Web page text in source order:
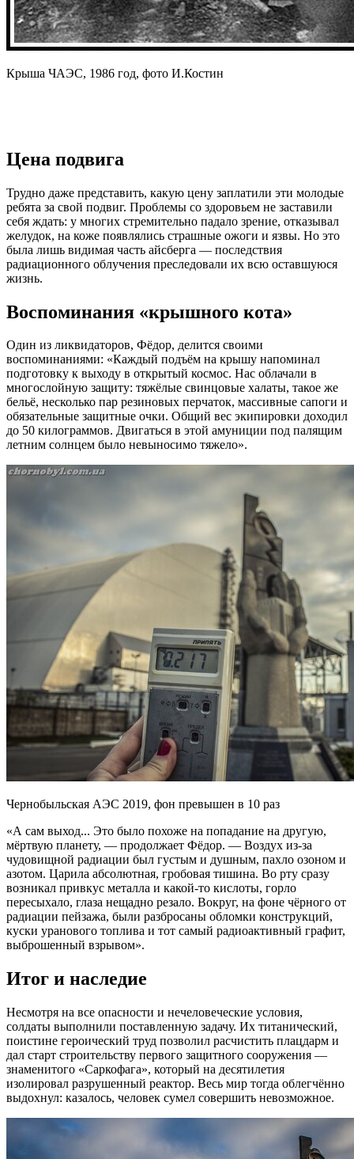
Крыша ЧАЭС, 1986 год, фото И.Костин
Цена подвига
Трудно даже представить, какую цену заплатили эти молодые
ребята за свой подвиг. Проблемы со здоровьем не заставили
себя ждать: у многих стремительно падало зрение, отказывал
желудок, на коже появлялись страшные ожоги и язвы. Но это
была лишь видимая часть айсберга — последствия
радиационного облучения преследовали их всю оставшуюся
жизнь.
Воспоминания «крышного кота»
Один из ликвидаторов, Фёдор, делится своими
воспоминаниями: «Каждый подъём на крышу напоминал
подготовку к выходу в открытый космос. Нас облачали в
многослойную защиту: тяжёлые свинцовые халаты, такое же
бельё, несколько пар резиновых перчаток, массивные сапоги и
обязательные защитные очки. Общий вес экипировки доходил
до 50 килограммов. Двигаться в этой амуниции под палящим
летним солнцем было невыносимо тяжело».
Чернобыльская АЭС 2019, фон превышен в 10 раз
«А сам выход... Это было похоже на попадание на другую,
мёртвую планету, — продолжает Фёдор. — Воздух из-за
чудовищной радиации был густым и душным, пахло озоном и
азотом. Царила абсолютная, гробовая тишина. Во рту сразу
возникал привкус металла и какой-то кислоты, горло
пересыхало, глаза нещадно резало. Вокруг, на фоне чёрного от
радиации пейзажа, были разбросаны обломки конструкций,
куски уранового топлива и тот самый радиоактивный графит,
выброшенный взрывом».
Итог и наследие
Несмотря на все опасности и нечеловеческие условия,
солдаты выполнили поставленную задачу. Их титанический,
поистине героический труд позволил расчистить плацдарм и
дал старт строительству первого защитного сооружения —
знаменитого «Саркофага», который на десятилетия
изолировал разрушенный реактор. Весь мир тогда облегчённо
выдохнул: казалось, человек сумел совершить невозможное.